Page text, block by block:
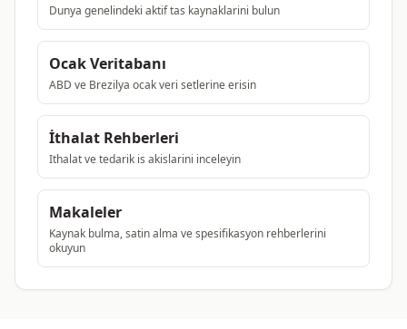
Dunya genelindeki aktif tas kaynaklarini bulun
Ocak Veritabanı
ABD ve Brezilya ocak veri setlerine erisin
İthalat Rehberleri
Ithalat ve tedarik is akislarini inceleyin
Makaleler
Kaynak bulma, satin alma ve spesifikasyon rehberlerini
okuyun